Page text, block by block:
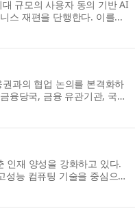
대 규모의 사용자 동의 기반 AI
스 재편을 단행한다. 이를...
과의 협업 논의를 본격화하
융당국, 금융 유관기관, 국내
인재 양성을 강화하고 있다.
능 컴퓨팅 기술을 중심으로